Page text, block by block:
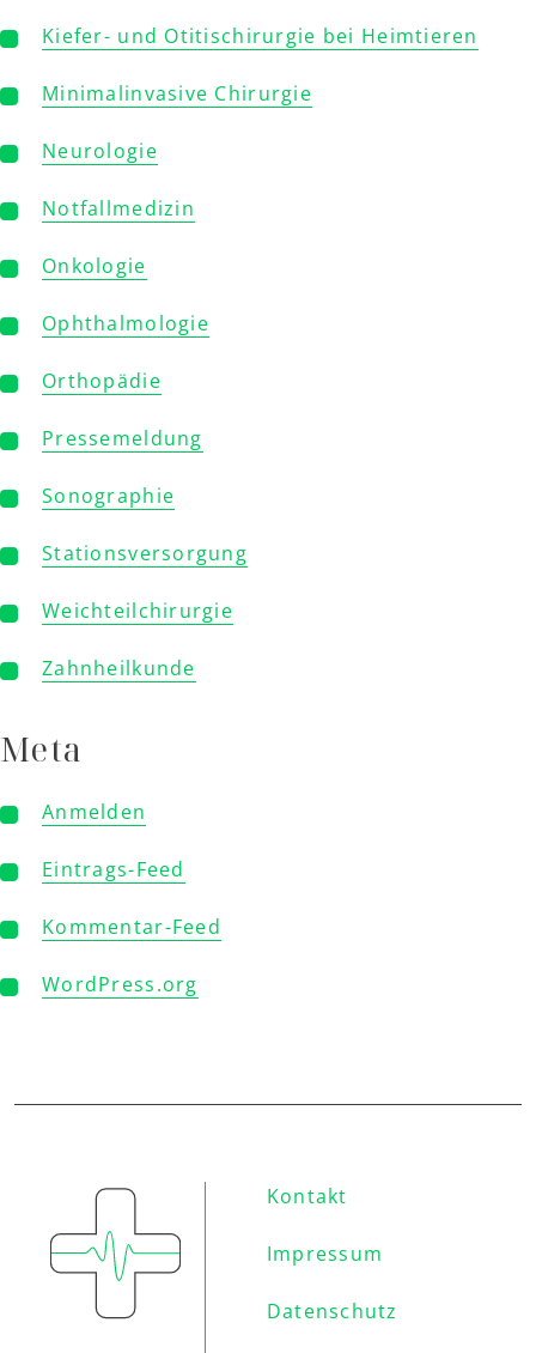
Kiefer- und Otitischirurgie bei Heimtieren
Minimalinvasive Chirurgie
Neurologie
Notfallmedizin
Onkologie
Ophthalmologie
Orthopädie
Pressemeldung
Sonographie
Stationsversorgung
Weichteilchirurgie
Zahnheilkunde
Meta
Anmelden
Eintrags-Feed
Kommentar-Feed
WordPress.org
Kontakt
Impressum
Datenschutz